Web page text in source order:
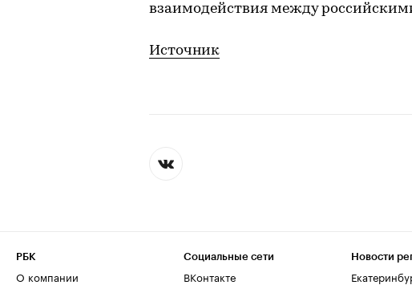
взаимодействия между
Источник
РБК
О компании
Социальные сети
ВКонтакте
Новости